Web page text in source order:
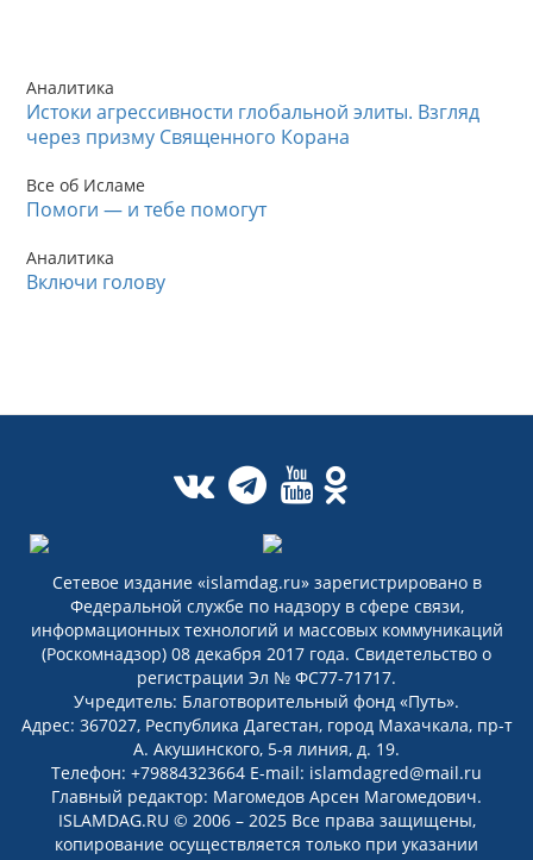
Аналитика
Истоки агрессивности глобальной элиты. Взгляд
через призму Священного Корана
Все об Исламе
Помоги — и тебе помогут
Аналитика
Включи голову
Сетевое издание «islamdag.ru» зарегистрировано в
Федеральной службе по надзору в сфере связи,
информационных технологий и массовых коммуникаций
(Роскомнадзор) 08 декабря 2017 года. Свидетельство о
регистрации Эл № ФС77-71717.
Учредитель: Благотворительный фонд «Путь».
Адрес: 367027, Республика Дагестан, город Махачкала, пр-т
А. Акушинского, 5-я линия, д. 19.
Телефон: +79884323664 E-mail: islamdagred@mail.ru
Главный редактор: Магомедов Арсен Магомедович.
ISLAMDAG.RU © 2006 – 2025 Все права защищены,
копирование осуществляется только при указании